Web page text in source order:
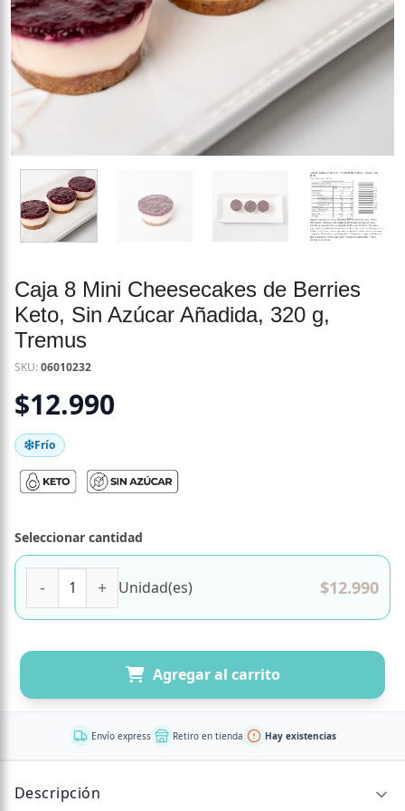
Caja 8 Mini Cheesecakes de Berries
Keto, Sin Azúcar Añadida, 320 g,
Tremus
SKU:06010232
$12.990
Frío
Seleccionar cantidad
Unidad(es) $12.990
Agregar al carrito
Envío express Retiro en tienda Hay existencias
Descripción